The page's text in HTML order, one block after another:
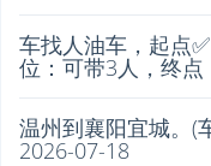
车找人油车，起点
位：可带3人，终点
温州到襄阳宜城。(
2026-07-18